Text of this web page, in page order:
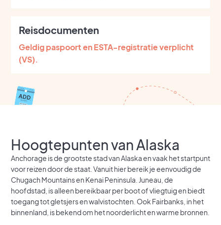
Reisdocumenten
Geldig paspoort en ESTA-registratie verplicht
(VS).
Hoogtepunten van Alaska
Anchorage is de grootste stad van Alaska en vaak het startpunt
voor reizen door de staat. Vanuit hier bereik je eenvoudig de
Chugach Mountains en Kenai Peninsula. Juneau, de
hoofdstad, is alleen bereikbaar per boot of vliegtuig en biedt
toegang tot gletsjers en walvistochten. Ook Fairbanks, in het
binnenland, is bekend om het noorderlicht en warme bronnen.